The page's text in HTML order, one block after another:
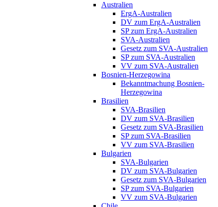
Australien
ErgA-Australien
DV zum ErgA-Australien
SP zum ErgA-Australien
SVA-Australien
Gesetz zum SVA-Australien
SP zum SVA-Australien
VV zum SVA-Australien
Bosnien-Herzegowina
Bekanntmachung Bosnien-
Herzegowina
Brasilien
SVA-Brasilien
DV zum SVA-Brasilien
Gesetz zum SVA-Brasilien
SP zum SVA-Brasilien
VV zum SVA-Brasilien
Bulgarien
SVA-Bulgarien
DV zum SVA-Bulgarien
Gesetz zum SVA-Bulgarien
SP zum SVA-Bulgarien
VV zum SVA-Bulgarien